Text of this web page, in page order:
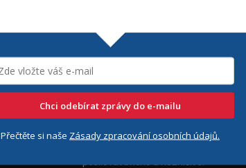
Nejčtenější
Chci odebírat zprávy do e-mailu
Přečtěte si naše Zásady zpracování osobních údajů.